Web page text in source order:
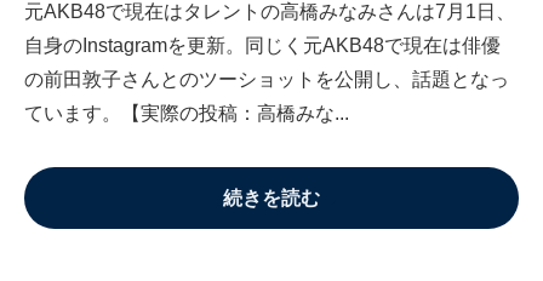
元AKB48で現在はタレントの高橋みなみさんは7月1日、
自身のInstagramを更新。同じく元AKB48で現在は俳優
の前田敦子さんとのツーショットを公開し、話題となっ
ています。【実際の投稿：高橋みな...
続きを読む